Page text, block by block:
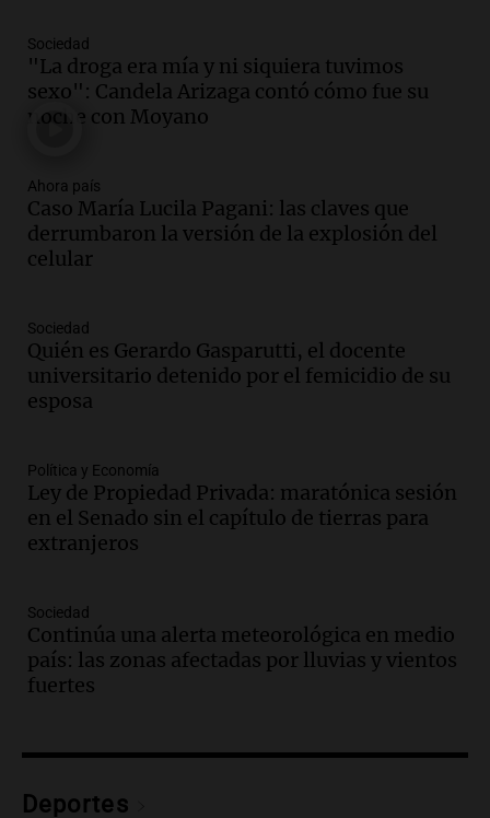
Audio.
Mendoza se prepara para un fin
de semana helado y ciudadanos
marchan contra reforma de tierras
Panorama Federal
Audio.
El "Mono" de Kapanga
adelantó su show en Rosario.
Viva la Radio Rosario
Episodios
en suspenso a hombre por simular robo
de recaudación en San Luis
Panorama Federal
Episodios
ayuda por problemas de fertilidad y la
ostentación de millonarios
Amamos Argentina
Episodios
avanza con testimonios clave sobre el
accidente en Villa Dolores
Panorama Federal
tributo todos los jueves
Episodios
Sociedad
"La droga era mía y ni siquiera tuvimos
sexo": Candela Arizaga contó cómo fue su
noche con Moyano
Ahora país
Caso María Lucila Pagani: las claves que
derrumbaron la versión de la explosión del
celular
Sociedad
Quién es Gerardo Gasparutti, el docente
universitario detenido por el femicidio de su
esposa
Política y Economía
Ley de Propiedad Privada: maratónica sesión
en el Senado sin el capítulo de tierras para
extranjeros
Sociedad
Continúa una alerta meteorológica en medio
país: las zonas afectadas por lluvias y vientos
fuertes
Deportes